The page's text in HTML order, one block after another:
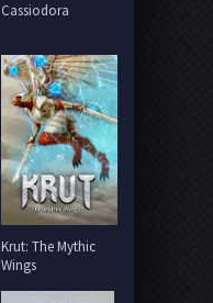
Cassiodora
Krut: The Mythic
Wings